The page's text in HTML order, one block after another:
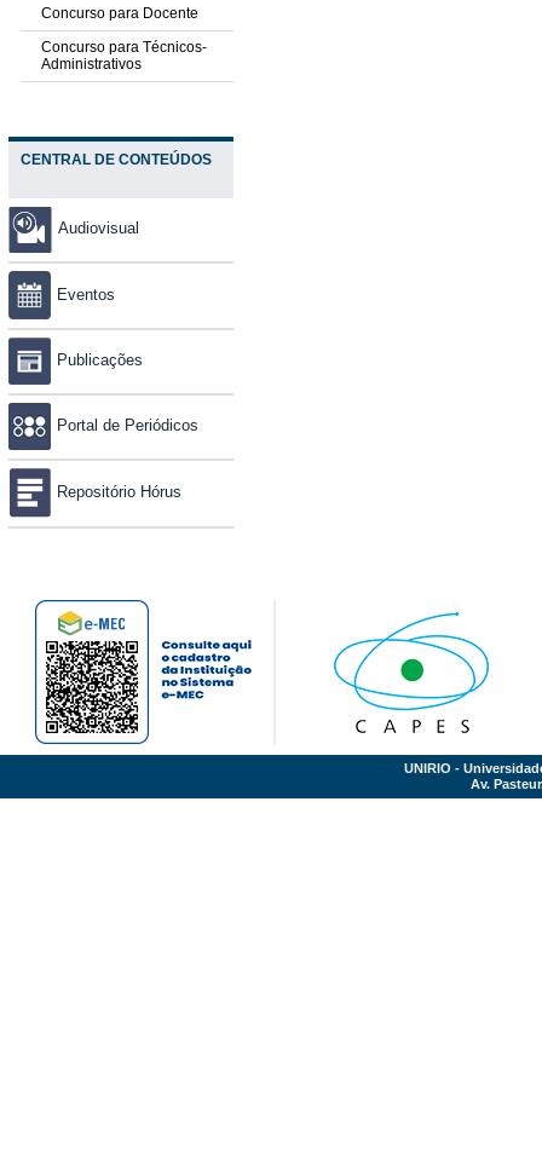
Concurso para Docente
Concurso para Técnicos-
Administrativos
CENTRAL DE CONTEÚDOS
Audiovisual
Eventos
Publicações
Portal de Periódicos
Repositório Hórus
UNIRIO -
Av.